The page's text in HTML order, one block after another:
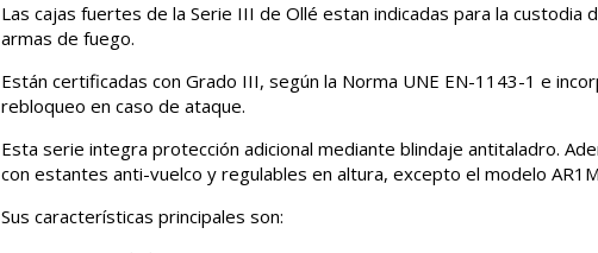
Las cajas fuertes de la Serie III de Ollé estan indicadas para la custodia
armas de fuego.
Están certificadas con Grado III, según la Norma UNE EN-1143-1 e
rebloqueo en caso de ataque.
Esta serie integra protección adicional mediante blindaje antitaladro.
con estantes anti-vuelco y regulables en altura, excepto el modelo
Sus características principales son: